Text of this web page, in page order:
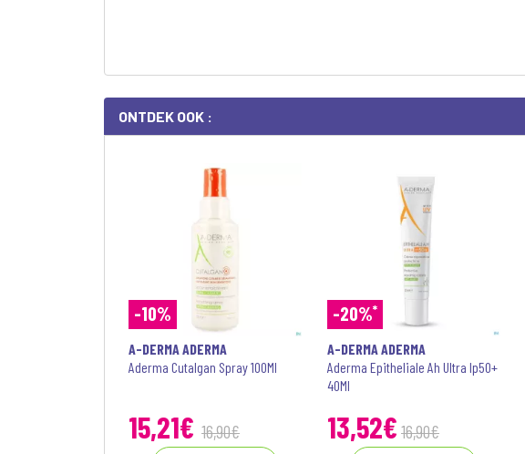
ONTDEK OOK :
-10%
A-DERMA ADERMA
Aderma Cutalgan Spray 100Ml
15,21€ 16,90€
-20%*
A-DERMA ADERMA
Aderma Epitheliale Ah Ultra Ip50+
40Ml
13,52€ 16,90€